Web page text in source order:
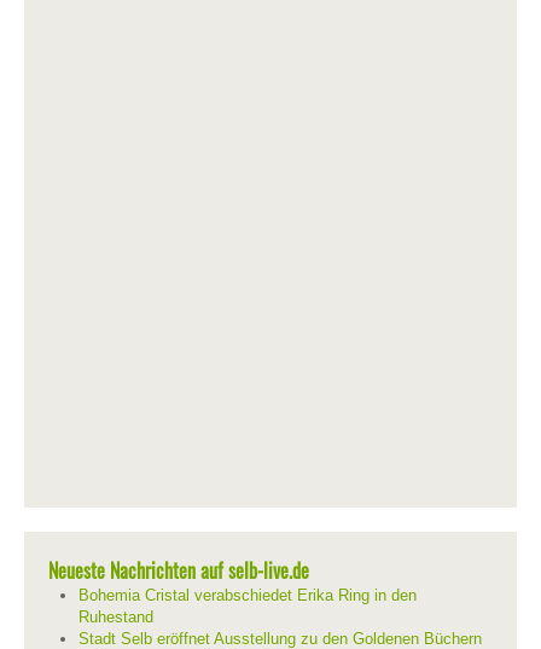
Neueste Nachrichten auf selb-live.de
Bohemia Cristal verabschiedet Erika Ring in den
Ruhestand
Stadt Selb eröffnet Ausstellung zu den Goldenen Büchern